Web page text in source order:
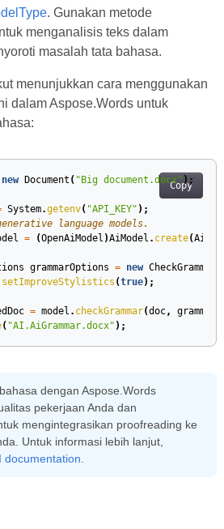
. Gunakan metode
menganalisis teks dalam
masalah tata bahasa.
menunjukkan cara menggunakan
dalam Aspose.Words untuk
Copy
new Document ( "Big document.docx" );
System.getenv( "API_KEY" );
language models.
= (OpenAiModel )AiModel . create(
grammarOptions = new
setImproveStylistics (true);
= model . checkGrammar(doc,
( "AI.AiGrammar.docx" );
dengan Aspose.Words
pekerjaan Anda dan
mengintegrasikan proofreading ke
Untuk informasi lebih lanjut,
documentation